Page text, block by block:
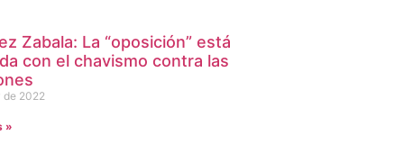
Zabala: La “oposición” está
con el chavismo contra las
de 2022
»